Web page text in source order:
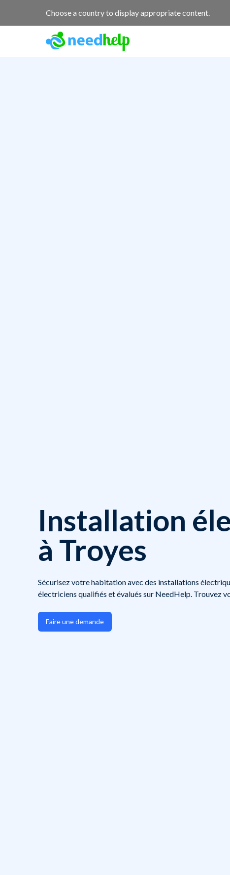
Choose a country to display appropriate content.
Installation
à Troyes
Sécurisez votre habitation avec des installations
électriciens qualifiés et évalués sur NeedHelp. Trouvez
Faire une demande